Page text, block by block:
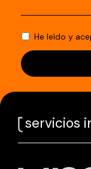
He leído y
servicios